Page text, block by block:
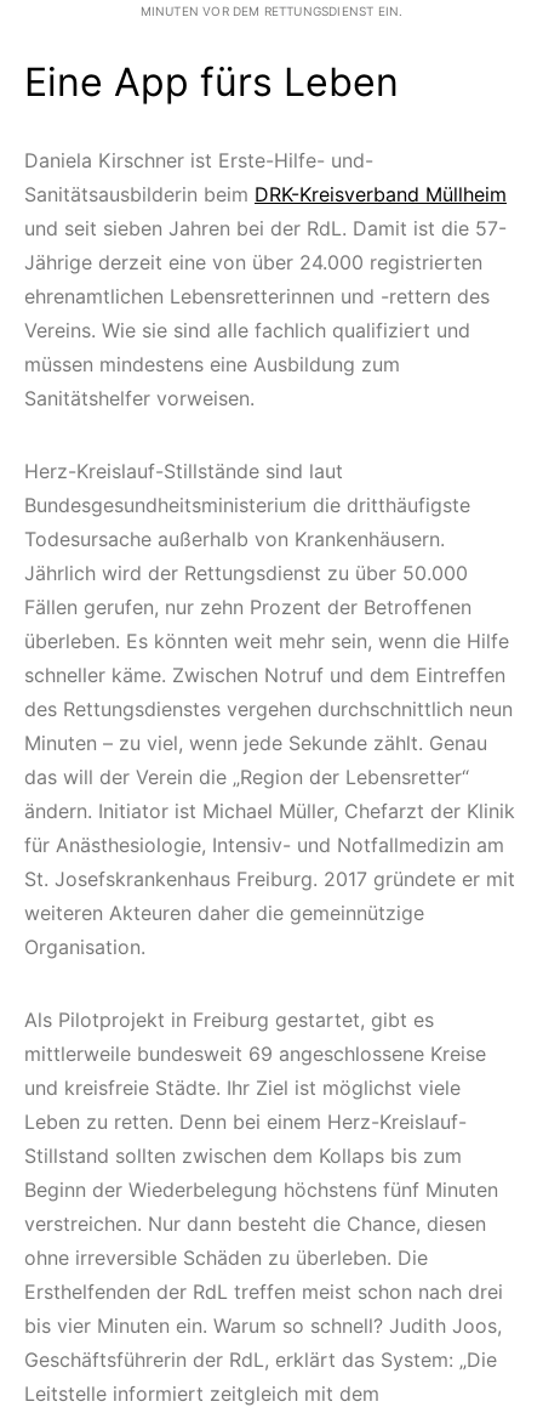
MINUTEN VOR DEM RETTUNGSDIENST EIN.
Eine App fürs Leben
Daniela Kirschner ist Erste-Hilfe- und-
Sanitätsausbilderin beim DRK-Kreisverband Müllheim
und seit sieben Jahren bei der RdL. Damit ist die 57-
Jährige derzeit eine von über 24.000 registrierten
ehrenamtlichen Lebensretterinnen und -rettern des
Vereins. Wie sie sind alle fachlich qualifiziert und
müssen mindestens eine Ausbildung zum
Sanitätshelfer vorweisen.
Herz-Kreislauf-Stillstände sind laut
Bundesgesundheitsministerium die dritthäufigste
Todesursache außerhalb von Krankenhäusern.
Jährlich wird der Rettungsdienst zu über 50.000
Fällen gerufen, nur zehn Prozent der Betroffenen
überleben. Es könnten weit mehr sein, wenn die Hilfe
schneller käme. Zwischen Notruf und dem Eintreffen
des Rettungsdienstes vergehen durchschnittlich neun
Minuten – zu viel, wenn jede Sekunde zählt. Genau
das will der Verein die „Region der Lebensretter“
ändern. Initiator ist Michael Müller, Chefarzt der Klinik
für Anästhesiologie, Intensiv- und Notfallmedizin am
St. Josefskrankenhaus Freiburg. 2017 gründete er mit
weiteren Akteuren daher die gemeinnützige
Organisation.
Als Pilotprojekt in Freiburg gestartet, gibt es
mittlerweile bundesweit 69 angeschlossene Kreise
und kreisfreie Städte. Ihr Ziel ist möglichst viele
Leben zu retten. Denn bei einem Herz-Kreislauf-
Stillstand sollten zwischen dem Kollaps bis zum
Beginn der Wiederbelegung höchstens fünf Minuten
verstreichen. Nur dann besteht die Chance, diesen
ohne irreversible Schäden zu überleben. Die
Ersthelfenden der RdL treffen meist schon nach drei
bis vier Minuten ein. Warum so schnell? Judith Joos,
Geschäftsführerin der RdL, erklärt das System: „Die
Leitstelle informiert zeitgleich mit dem